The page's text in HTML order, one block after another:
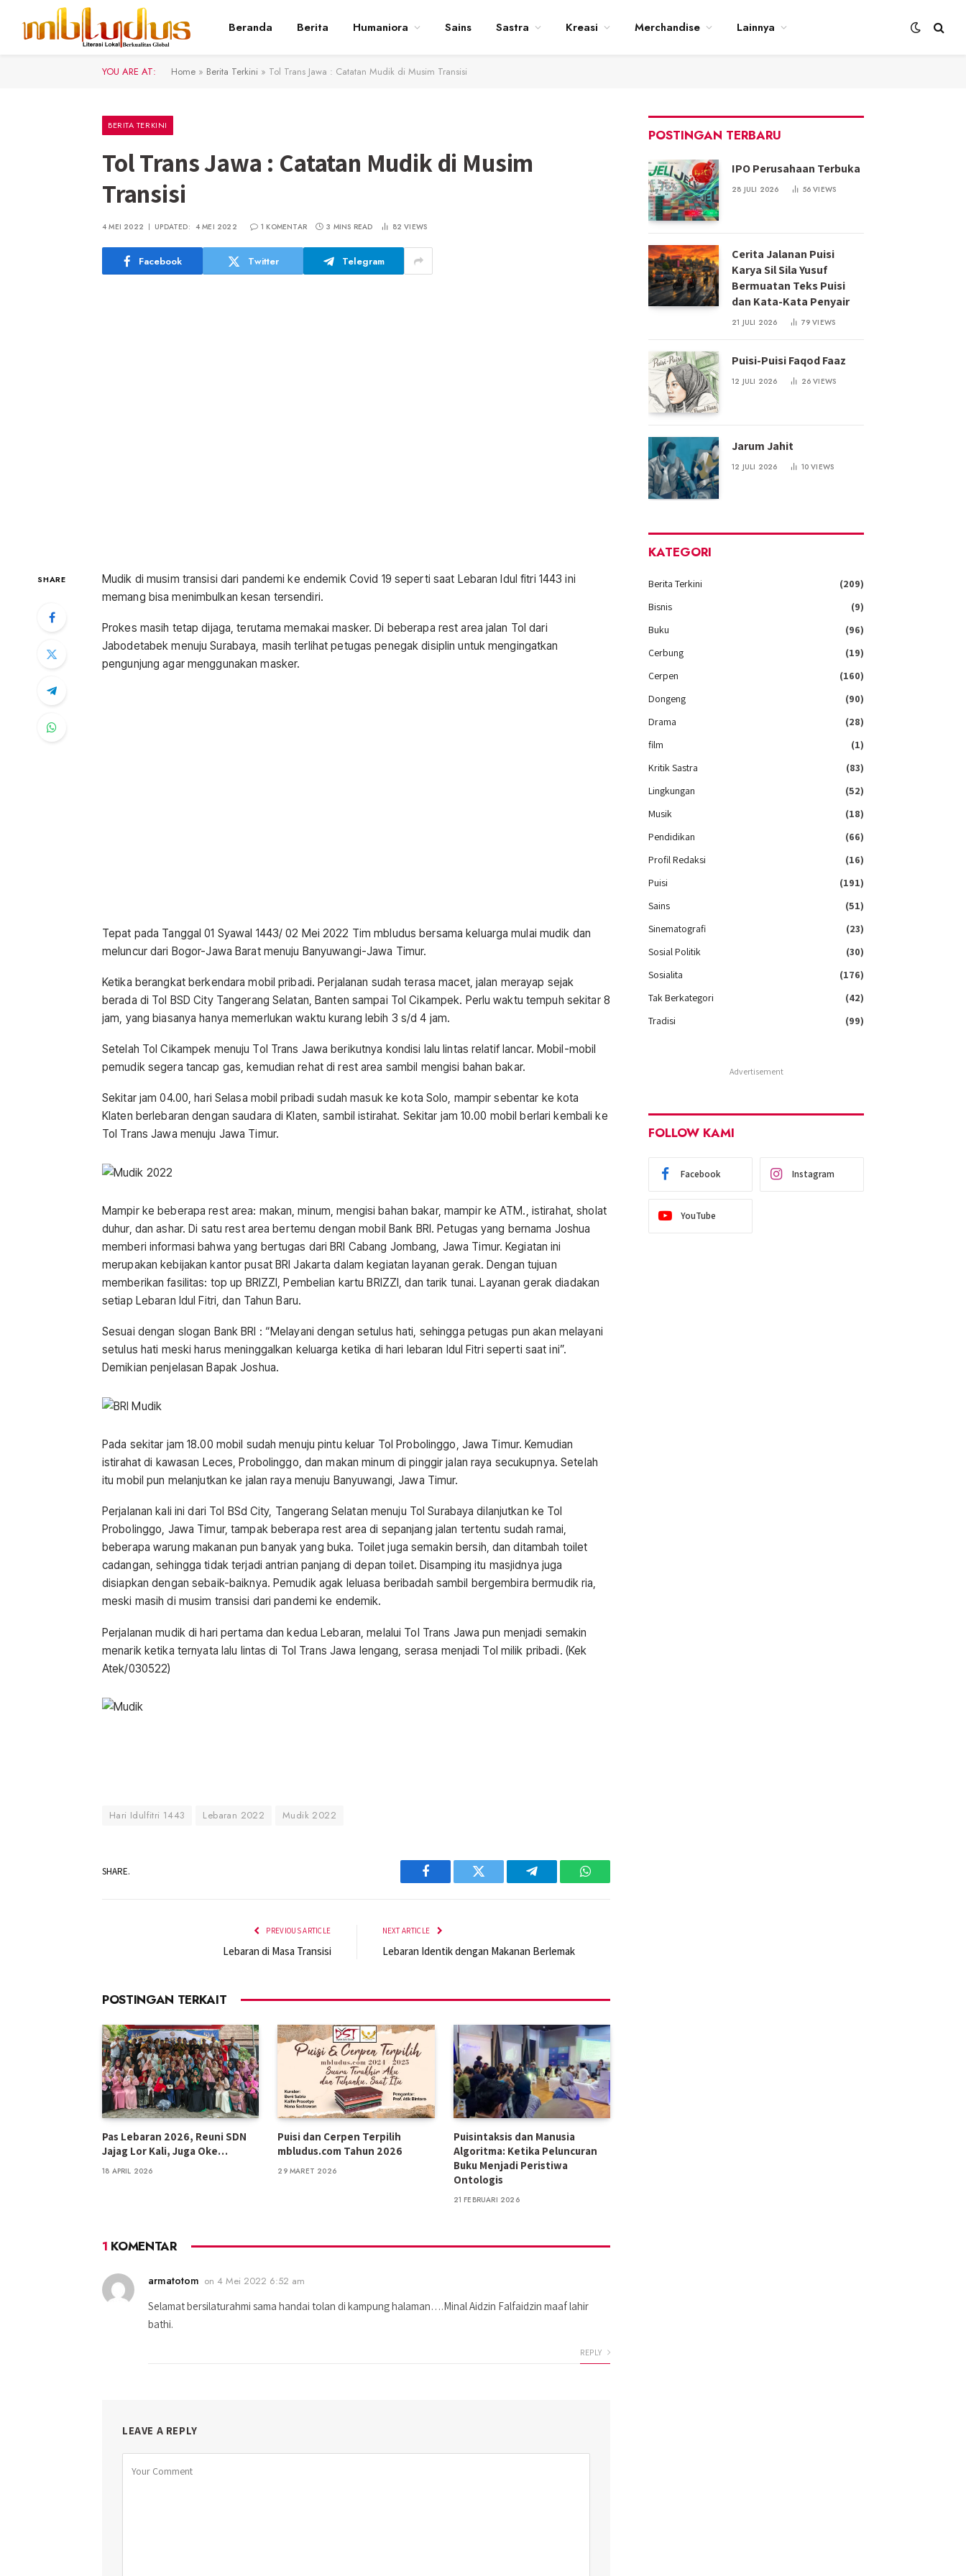
Beranda Berita Humaniora Sains Sastra Kreasi Merchandise Lainnya
YOU ARE AT: Home » Berita Terkini » Tol Trans Jawa : Catatan Mudik di Musim Transisi
BERITA TERKINI
Tol Trans Jawa : Catatan Mudik di Musim
Transisi
4 MEI 2022 UPDATED: 4 MEI 2022 1 KOMENTAR 3 MINS READ 82VIEWS
Facebook Twitter Telegram
SHARE
Mudik di musim transisi dari pandemi ke endemik Covid 19 seperti saat Lebaran Idul fitri 1443 ini
memang bisa menimbulkan kesan tersendiri.
Prokes masih tetap dijaga, terutama memakai masker. Di beberapa rest area jalan Tol dari
Jabodetabek menuju Surabaya, masih terlihat petugas penegak disiplin untuk mengingatkan
pengunjung agar menggunakan masker.
Tepat pada Tanggal 01 Syawal 1443/ 02 Mei 2022 Tim mbludus bersama keluarga mulai mudik dan
meluncur dari Bogor-Jawa Barat menuju Banyuwangi-Jawa Timur.
Ketika berangkat berkendara mobil pribadi. Perjalanan sudah terasa macet, jalan merayap sejak
berada di Tol BSD City Tangerang Selatan, Banten sampai Tol Cikampek. Perlu waktu tempuh sekitar 8
jam, yang biasanya hanya memerlukan waktu kurang lebih 3 s/d 4 jam.
Setelah Tol Cikampek menuju Tol Trans Jawa berikutnya kondisi lalu lintas relatif lancar. Mobil-mobil
pemudik segera tancap gas, kemudian rehat di rest area sambil mengisi bahan bakar.
Sekitar jam 04.00, hari Selasa mobil pribadi sudah masuk ke kota Solo, mampir sebentar ke kota
Klaten berlebaran dengan saudara di Klaten, sambil istirahat. Sekitar jam 10.00 mobil berlari kembali ke
Tol Trans Jawa menuju Jawa Timur.
Mampir ke beberapa rest area: makan, minum, mengisi bahan bakar, mampir ke ATM., istirahat, sholat
duhur, dan ashar. Di satu rest area bertemu dengan mobil Bank BRI. Petugas yang bernama Joshua
memberi informasi bahwa yang bertugas dari BRI Cabang Jombang, Jawa Timur. Kegiatan ini
merupakan kebijakan kantor pusat BRI Jakarta dalam kegiatan layanan gerak. Dengan tujuan
memberikan fasilitas: top up BRIZZI, Pembelian kartu BRIZZI, dan tarik tunai. Layanan gerak diadakan
setiap Lebaran Idul Fitri, dan Tahun Baru.
Sesuai dengan slogan Bank BRI : “Melayani dengan setulus hati, sehingga petugas pun akan melayani
setulus hati meski harus meninggalkan keluarga ketika di hari lebaran Idul Fitri seperti saat ini”.
Demikian penjelasan Bapak Joshua.
Pada sekitar jam 18.00 mobil sudah menuju pintu keluar Tol Probolinggo, Jawa Timur. Kemudian
istirahat di kawasan Leces, Probolinggo, dan makan minum di pinggir jalan raya secukupnya. Setelah
itu mobil pun melanjutkan ke jalan raya menuju Banyuwangi, Jawa Timur.
Perjalanan kali ini dari Tol BSd City, Tangerang Selatan menuju Tol Surabaya dilanjutkan ke Tol
Probolinggo, Jawa Timur, tampak beberapa rest area di sepanjang jalan tertentu sudah ramai,
beberapa warung makanan pun banyak yang buka. Toilet juga semakin bersih, dan ditambah toilet
cadangan, sehingga tidak terjadi antrian panjang di depan toilet. Disamping itu masjidnya juga
disiapkan dengan sebaik-baiknya. Pemudik agak leluasa beribadah sambil bergembira bermudik ria,
meski masih di musim transisi dari pandemi ke endemik.
Perjalanan mudik di hari pertama dan kedua Lebaran, melalui Tol Trans Jawa pun menjadi semakin
menarik ketika ternyata lalu lintas di Tol Trans Jawa lengang, serasa menjadi Tol milik pribadi. (Kek
Atek/030522)
Hari Idulfitri 1443 Lebaran 2022 Mudik 2022
SHARE.
Facebook Twitter Telegram WhatsApp
PREVIOUS ARTICLE
Lebaran di Masa Transisi
NEXT ARTICLE
Lebaran Identik dengan Makanan Berlemak
POSTINGAN TERKAIT
Pas Lebaran 2026, Reuni SDN
Jajag Lor Kali, Juga Oke…
18 APRIL 2026
Puisi dan Cerpen Terpilih
mbludus.com Tahun 2026
29 MARET 2026
Puisintaksis dan Manusia
Algoritma: Ketika Peluncuran
Buku Menjadi Peristiwa
Ontologis
21 FEBRUARI 2026
1 KOMENTAR
armatotom on 4 Mei 2022 6:52 am
Selamat bersilaturahmi sama handai tolan di kampung halaman….Minal Aidzin Falfaidzin maaf lahir
bathi.
REPLY
LEAVE A REPLY
POSTINGAN TERBARU
IPO Perusahaan Terbuka
28 JULI 2026 56VIEWS
Cerita Jalanan Puisi
Karya Sil Sila Yusuf
Bermuatan Teks Puisi
dan Kata-Kata Penyair
21 JULI 2026 79VIEWS
Puisi-Puisi Faqod Faaz
12 JULI 2026 26VIEWS
Jarum Jahit
12 JULI 2026 10VIEWS
KATEGORI
Berita Terkini
(209)
Bisnis
(9)
Buku
(96)
Cerbung
(19)
Cerpen
(160)
Dongeng
(90)
Drama
(28)
film
(1)
Kritik Sastra
(83)
Lingkungan
(52)
Musik
(18)
Pendidikan
(66)
Profil Redaksi
(16)
Puisi
(191)
Sains
(51)
Sinematografi
(23)
Sosial Politik
(30)
Sosialita
(176)
Tak Berkategori
(42)
Tradisi
(99)
Advertisement
FOLLOW KAMI
Facebook Instagram
YouTube